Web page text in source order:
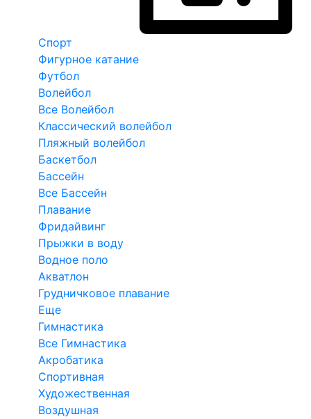
Спорт
Фигурное катание
Футбол
Волейбол
Все Волейбол
Классический волейбол
Пляжный волейбол
Баскетбол
Бассейн
Все Бассейн
Плавание
Фридайвинг
Прыжки в воду
Водное поло
Акватлон
Грудничковое плавание
Еще
Гимнастика
Все Гимнастика
Акробатика
Спортивная
Художественная
Воздушная